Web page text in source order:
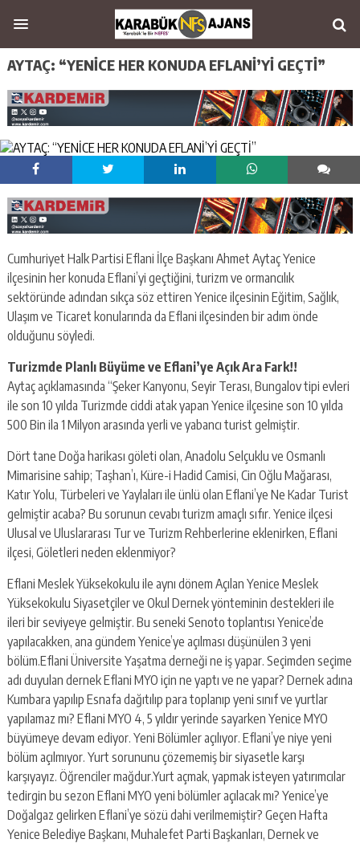
AYTAÇ: “YENİCE HER KONUDA EFLANİ’Yİ GEÇTİ”
Cumhuriyet Halk Partisi Eflani İlçe Başkanı Ahmet Aytaç Yenice
ilçesinin her konuda Eflani’yi geçtiğini, turizm ve ormancılık
sektöründe adından sıkça söz ettiren Yenice ilçesinin Eğitim, Sağlık,
Ulaşım ve Ticaret konularında da Eflani ilçesinden bir adım önde
olduğunu söyledi.
Turizmde Planlı Büyüme ve Eflani’ye Açık Ara Fark!!
Aytaç açıklamasında “Şeker Kanyonu, Seyir Terası, Bungalov tipi evleri
ile son 10 yılda Turizmde ciddi atak yapan Yenice ilçesine son 10 yılda
500 Bin ila 1 Milyon arasında yerli ve yabancı turist gelmiştir.
Dört tane Doğa harikası göleti olan, Anadolu Selçuklu ve Osmanlı
Mimarisine sahip; Taşhan’ı, Küre-i Hadid Camisi, Cin Oğlu Mağarası,
Katır Yolu, Türbeleri ve Yaylaları ile ünlü olan Eflani’ye Ne Kadar Turist
gelmiştir acaba? Bu sorunun cevabı turizm amaçlı sıfır. Yenice ilçesi
Ulusal ve Uluslararası Tur ve Turizm Rehberlerine eklenirken, Eflani
ilçesi, Göletleri neden eklenmiyor?
Eflani Meslek Yüksekokulu ile aynı dönem Açılan Yenice Meslek
Yüksekokulu Siyasetçiler ve Okul Dernek yönteminin destekleri ile
ileri bir seviyeye gelmiştir. Bu seneki Senoto toplantısı Yenice’de
yapılacakken, ana gündem Yenice’ye açılması düşünülen 3 yeni
bölüm.Eflani Üniversite Yaşatma derneği ne iş yapar. Seçimden seçime
adı duyulan dernek Eflani MYO için ne yaptı ve ne yapar? Dernek adına
Kumbara yapılıp Esnafa dağıtılıp para toplanıp yeni sınıf ve yurtlar
yapılamaz mı? Eflani MYO 4, 5 yıldır yerinde sayarken Yenice MYO
büyümeye devam ediyor. Yeni Bölümler açılıyor. Eflani’ye niye yeni
bölüm açılmıyor. Yurt sorununu çözememiş bir siyasetle karşı
karşıyayız. Öğrenciler mağdur.Yurt açmak, yapmak isteyen yatırımcılar
tedirgin bu sezon Eflani MYO yeni bölümler açılacak mı? Yenice’ye
Doğalgaz gelirken Eflani’ye sözü dahi verilmemiştir? Geçen Hafta
Yenice Belediye Başkanı, Muhalefet Parti Başkanları, Dernek ve